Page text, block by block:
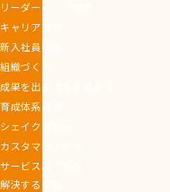
リーダーシップ開発
キャリア開発
新入社員研修
組織づくり
成果を出す仕事の進め方
育成体系構築
シェイクの強み
カスタマイズ研修
サービス紹介動画
解決する課題